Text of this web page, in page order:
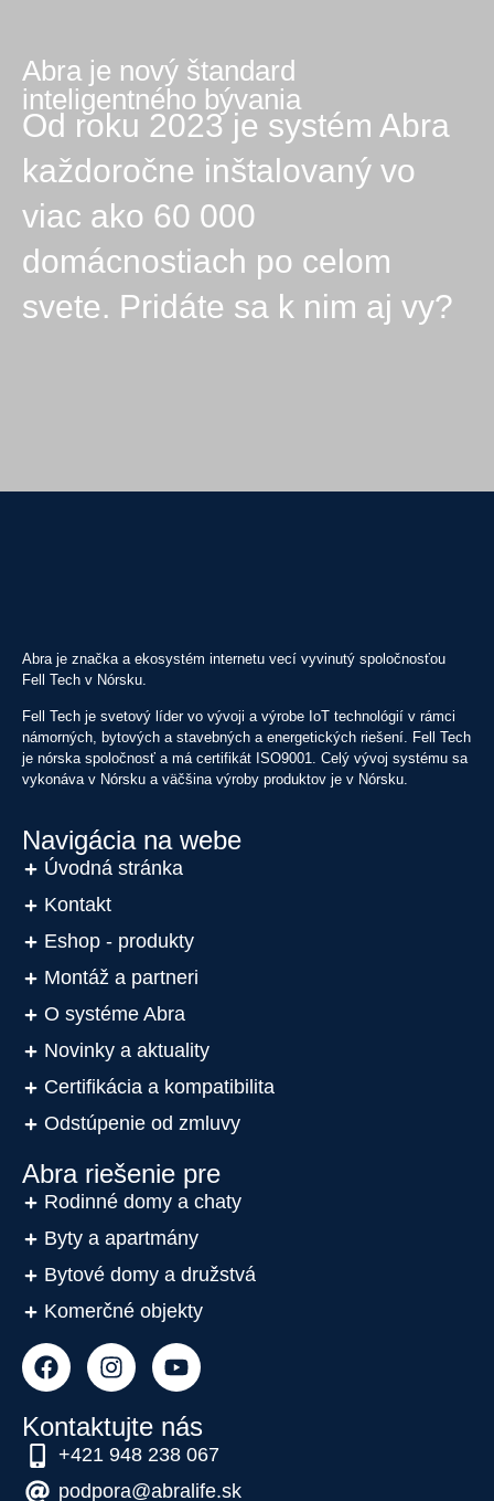
Abra je nový štandard
inteligentného bývania
Od roku 2023 je systém Abra
každoročne inštalovaný vo
viac ako 60 000
domácnostiach po celom
svete. Pridáte sa k nim aj vy?
Abra je značka a ekosystém internetu vecí vyvinutý spoločnosťou
Fell Tech v Nórsku.
Fell Tech je svetový líder vo vývoji a výrobe IoT technológií v rámci
námorných, bytových a stavebných a energetických riešení. Fell Tech
je nórska spoločnosť a má certifikát ISO9001. Celý vývoj systému sa
vykonáva v Nórsku a väčšina výroby produktov je v Nórsku.
Navigácia na webe
Úvodná stránka
Kontakt
Eshop - produkty
Montáž a partneri
O systéme Abra
Novinky a aktuality
Certifikácia a kompatibilita
Odstúpenie od zmluvy
Abra riešenie pre
Rodinné domy a chaty
Byty a apartmány
Bytové domy a družstvá
Komerčné objekty
Kontaktujte nás
+421 948 238 067
podpora@abralife.sk